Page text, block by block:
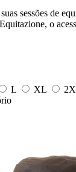
sessões de
o
L XL